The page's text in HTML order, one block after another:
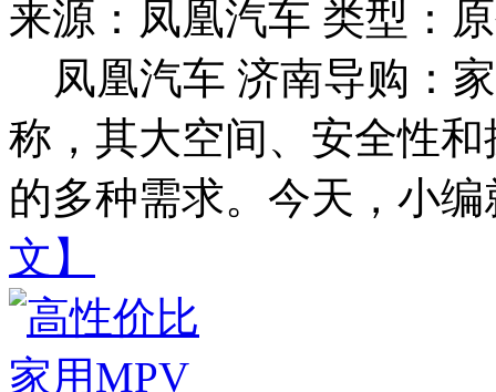
来源：凤凰汽车 类型：
凤凰汽车 济南导购：
称，其大空间、安全性
的多种需求。今天，小
文】